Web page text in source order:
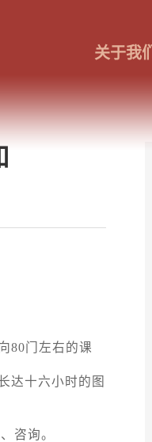
关于我们
80门左右的课
达十六小时的图
咨询。